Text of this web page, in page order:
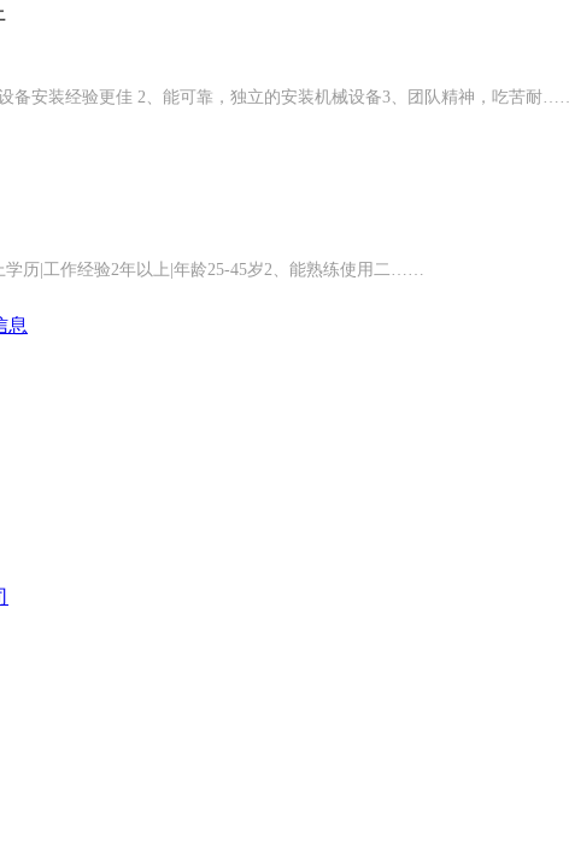
备安装经验更佳 2、能可靠，独立的安装机械设备3、团队精神，吃苦耐……
学历|工作经验2年以上|年龄25-45岁2、能熟练使用二……
息